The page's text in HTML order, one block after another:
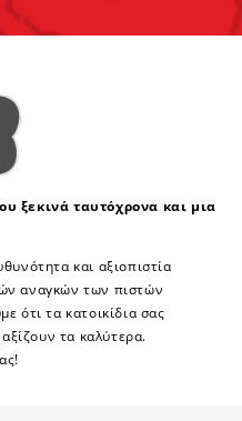
ξεκινά ταυτόχρονα και μια
και αξιοπιστία
αναγκών των πιστών
ότι τα κατοικίδια σας
τα καλύτερα.